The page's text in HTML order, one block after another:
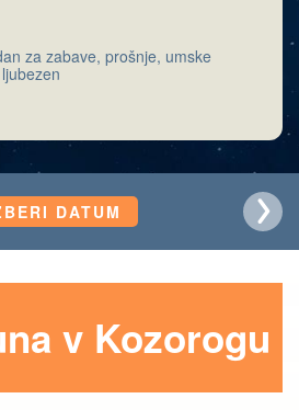
za zabave, prošnje, umske
DATUM
v Kozorogu